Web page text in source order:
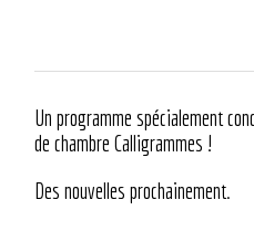
Un programme spécialement
de chambre Calligrammes !
Des nouvelles prochainement.